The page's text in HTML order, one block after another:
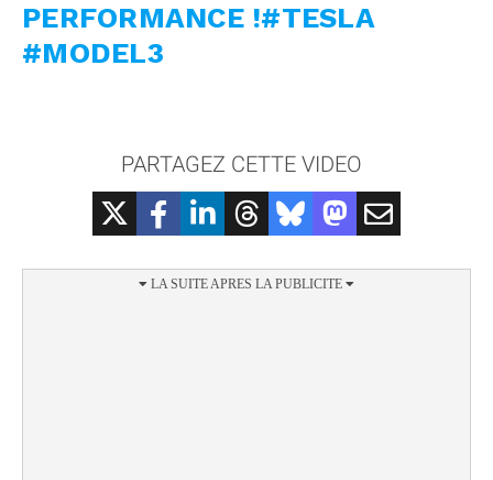
PERFORMANCE !#TESLA
#MODEL3
PARTAGEZ CETTE VIDEO